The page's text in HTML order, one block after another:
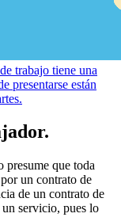
trabajo tiene una
presentarse están
que toda
un contrato de
de un contrato de
servicio, pues lo